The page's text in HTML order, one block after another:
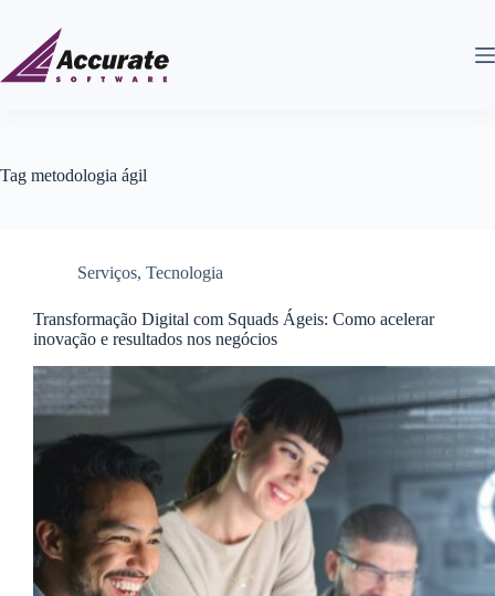
Tag metodologia ágil
Serviços, Tecnologia
Transformação Digital com Squads Ágeis: Como acelerar
inovação e resultados nos negócios